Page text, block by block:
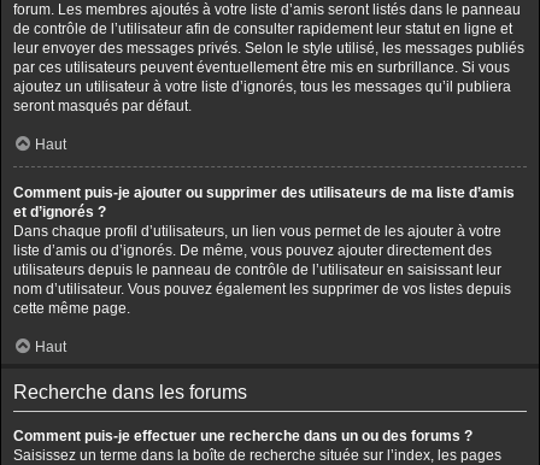
forum. Les membres ajoutés à votre liste d’amis seront listés dans le panneau
de contrôle de l’utilisateur afin de consulter rapidement leur statut en ligne et
leur envoyer des messages privés. Selon le style utilisé, les messages publiés
par ces utilisateurs peuvent éventuellement être mis en surbrillance. Si vous
ajoutez un utilisateur à votre liste d’ignorés, tous les messages qu’il publiera
seront masqués par défaut.
Haut
Comment puis-je ajouter ou supprimer des utilisateurs de ma liste d’amis
et d’ignorés ?
Dans chaque profil d’utilisateurs, un lien vous permet de les ajouter à votre
liste d’amis ou d’ignorés. De même, vous pouvez ajouter directement des
utilisateurs depuis le panneau de contrôle de l’utilisateur en saisissant leur
nom d’utilisateur. Vous pouvez également les supprimer de vos listes depuis
cette même page.
Haut
Recherche dans les forums
Comment puis-je effectuer une recherche dans un ou des forums ?
Saisissez un terme dans la boîte de recherche située sur l’index, les pages